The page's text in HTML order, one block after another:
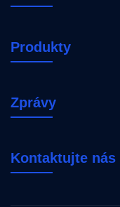
Produkty
Zprávy
Kontaktujte nás